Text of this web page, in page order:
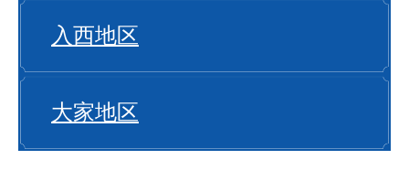
入西地区
大家地区